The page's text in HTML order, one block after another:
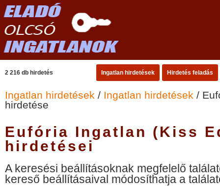
2 216 db hirdetés Ingatlan hirdetések Hirdetés feladás
Ingatlan hirdetések / Ingatlan hirdetések /
hirdetése
Eufória Ingatlan (Kiss
hirdetései
A keresési beállításoknak megfelelő
kereső beállításaival módosíthatja a